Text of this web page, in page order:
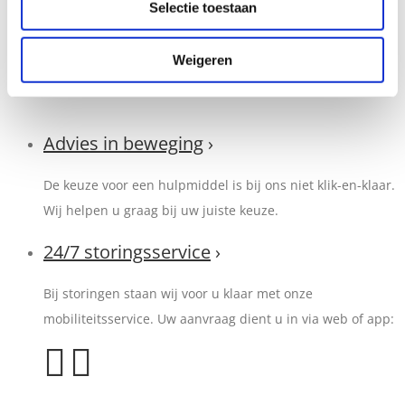
Selectie toestaan
Weigeren
Vakmanschap
Advies in beweging ›
De keuze voor een hulpmiddel is bij ons niet klik-en-klaar.
Wij helpen u graag bij uw juiste keuze.
24/7 storingsservice ›
Bij storingen staan wij voor u klaar met onze
mobiliteitsservice. Uw aanvraag dient u in via web of app: